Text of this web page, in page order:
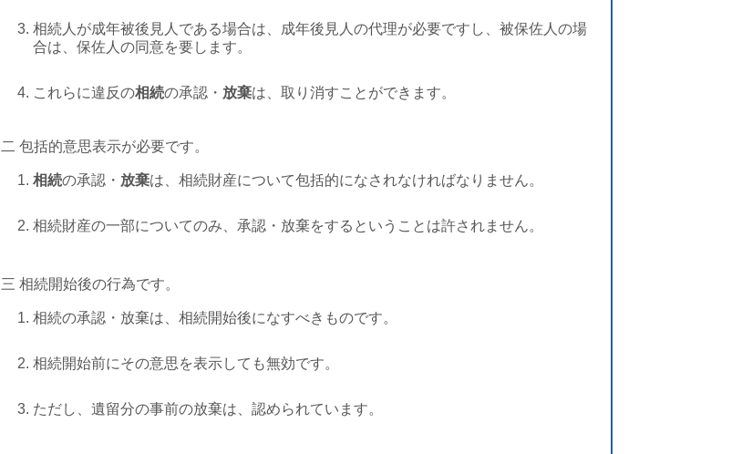
相続人が成年被後見人である場合は、成年後見人の代理が必要ですし、被保佐人の場
合は、保佐人の同意を要します。
これらに違反の相続の承認・ 放棄は、取り消すことができます。
二 包括的意思表示が必要です。
相続の承認・ 放棄は、相続財産について包括的になされなければなりません。
相続財産の一部についてのみ、承認・放棄をするということは許されません。
三 相続開始後の行為です。
相続の承認・放棄は、相続開始後になすべきものです。
相続開始前にその意思を表示しても無効です。
ただし、遺留分の事前の放棄は、認められています。